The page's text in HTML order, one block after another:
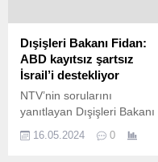
yapılanmasına yönelik
yürütülen soruşturmalar
kapsamında başta
ankesörlü/kontörlü sabit hat
irtibatı olmak üzere örgüt
mensubiyetlerine dair itirafçı
ifadesi, askeri okul
mülakatlarında örgütsel
Dışişleri Bakanı Fidan:
ABD kayıtsız şartsız
İsrail’i destekliyor
NTV’nin sorularını
yanıtlayan Dışişleri Bakanı
bölgemizde barışın ve
16.05.2024 0